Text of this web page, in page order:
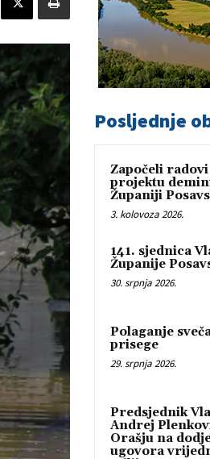
Posljednje
Započeli
projektu
Županiji
3. kolovoza 2026.
141. sjednica
Županije
30. srpnja 2026.
Polaganje
prisege
29. srpnja 2026.
Predsjednik
Andrej
Orašju na
ugovora